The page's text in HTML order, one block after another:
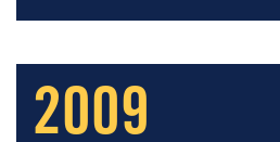
2009